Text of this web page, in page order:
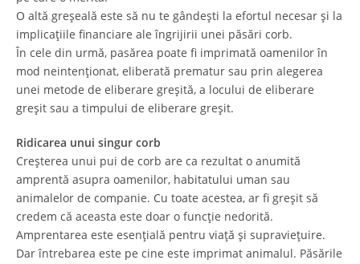
O altă greșeală este să nu te gândești la efortul necesar și la
implicațiile financiare ale îngrijirii unei păsări corb.
În cele din urmă, pasărea poate fi imprimată oamenilor în
mod neintenționat, eliberată prematur sau prin alegerea
unei metode de eliberare greșită, a locului de eliberare
greșit sau a timpului de eliberare greșit.
Ridicarea unui singur corb
Creșterea unui pui de corb are ca rezultat o anumită
amprentă asupra oamenilor, habitatului uman sau
animalelor de companie. Cu toate acestea, ar fi greșit să
credem că aceasta este doar o funcție nedorită.
Amprentarea este esențială pentru viață și supraviețuire.
Dar întrebarea este pe cine este imprimat animalul. Păsările